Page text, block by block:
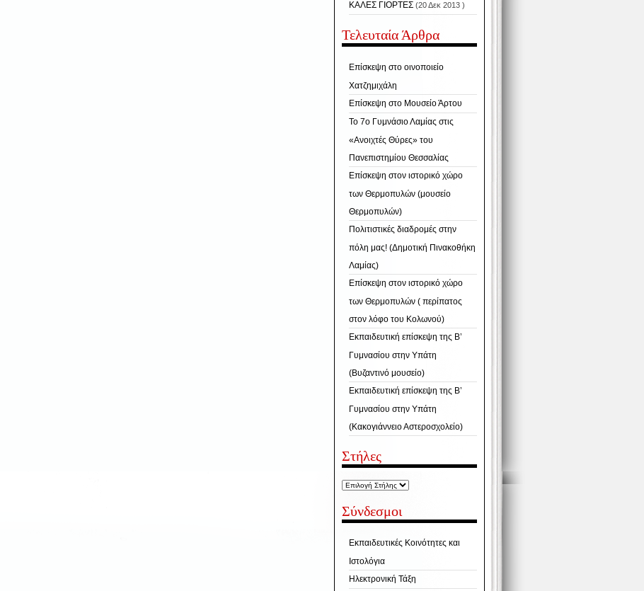
ΚΑΛΕΣ ΓΙΟΡΤΕΣ(20 Δεκ 2013 )
Τελευταία Άρθρα
Επίσκεψη στο οινοποιείο
Χατζημιχάλη
Επίσκεψη στο Μουσείο Άρτου
Το 7ο Γυμνάσιο Λαμίας στις
«Ανοιχτές Θύρες» του
Πανεπιστημίου Θεσσαλίας
Επίσκεψη στον ιστορικό χώρο
των Θερμοπυλών (μουσείο
Θερμοπυλών)
Πολιτιστικές διαδρομές στην
πόλη μας! (Δημοτική Πινακοθήκη
Λαμίας)
Επίσκεψη στον ιστορικό χώρο
των Θερμοπυλών ( περίπατος
στον λόφο του Κολωνού)
Εκπαιδευτική επίσκεψη της Β’
Γυμνασίου στην Υπάτη
(Βυζαντινό μουσείο)
Εκπαιδευτική επίσκεψη της Β’
Γυμνασίου στην Υπάτη
(Κακογιάννειο Αστεροσχολείο)
Στήλες
Σύνδεσμοι
Εκπαιδευτικές Κοινότητες και
Ιστολόγια
Ηλεκτρονική Τάξη